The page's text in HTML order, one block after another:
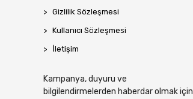
Gizlilik Sözleşmesi
Kullanıcı Sözleşmesi
İletişim
Kampanya, duyuru ve
bilgilendirmelerden haberdar olmak için